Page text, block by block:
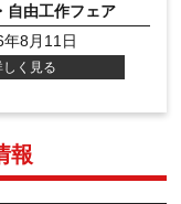
自由工作フェア
年8月11日
しく見る
報